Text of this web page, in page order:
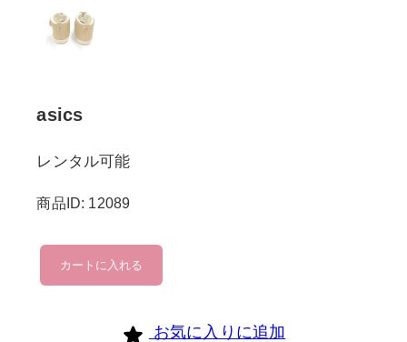
asics
レンタル可能
商品ID: 12089
asics
個
カートに入れる
お気に入りに追加